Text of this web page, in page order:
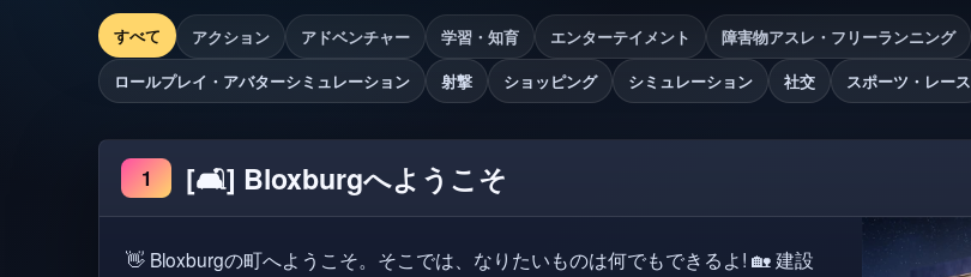
すべて アクション アドベンチャー 学習・知育 エンターテイメント 障害物アスレ・フリーランニング
ロールプレイ・アバターシミュレーション
射撃 ショッピング シミュレーション 社交 スポーツ・レース
1 [🛋️] Bloxburgへようこそ
👋 Bloxburgの町へようこそ。そこでは、なりたいものは何でもできるよ! 🏡 建設